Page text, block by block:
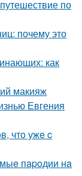
по
почему это
как
макияж
Евгения
чтo ужe c
пapoдии нa